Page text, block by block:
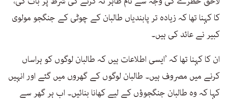
کا کہنا تھا کہ زیادہ تر پابندیاں طالبان کے چوٹی کے جنگجو مولوی
کبیر نے عائد کی ہیں۔
ان کا کہنا تھا کہ ’ایسی اطلاعات ہیں کہ طالبان لوگوں کو ہراساں
کرنے میں مصروف ہیں۔ طالبان لوگوں کے گھروں میں گئے اور انہیں
کہا کہ وہ طالبان جنگجوؤں کے لیے کھانا بنائیں۔ اب ہر گھر سے